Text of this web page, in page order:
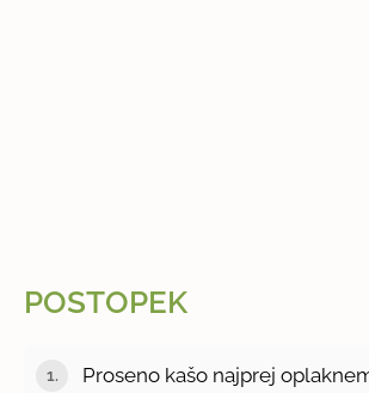
POSTOPEK
Proseno kašo najprej